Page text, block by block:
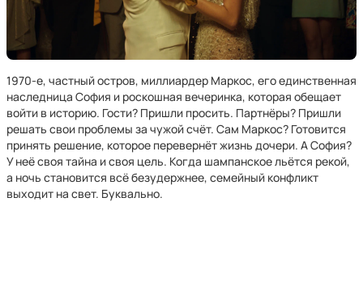
1970-е, частный остров, миллиардер Маркос, его единственная
наследница София и роскошная вечеринка, которая обещает
войти в историю. Гости? Пришли просить. Партнёры? Пришли
решать свои проблемы за чужой счёт. Сам Маркос? Готовится
принять решение, которое перевернёт жизнь дочери. А София?
У неё своя тайна и своя цель. Когда шампанское льётся рекой,
а ночь становится всё безудержнее, семейный конфликт
выходит на свет. Буквально.